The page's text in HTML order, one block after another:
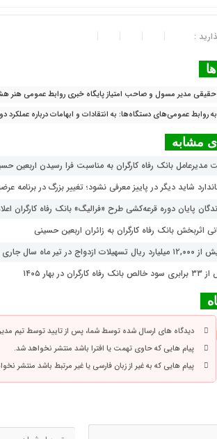
:
حقیقی مدیر مسول و صاحب امتیاز پایگاه خبری روابط عمومی هنر
عمومی‌های دستگاه‌ها: به انتقادات و ابهامات درباره عملکرد
مشابه
مدیرعامل بانک رفاه کارگران به مناسبت فرا رسیدن اربعین
شاید دیگر در پاییز معرفی نشود؛ تغییر بزرگ در برنامه
پایان دوره قرعه‌کشی طرح «فرالیگ» بانک رفاه کارگران
اثربخش بانک رفاه کارگران به زائران اربعین حسینی
جاری توسط بانک رفاه کارگران
در بهار ۱۴۰۵
دیدگاه های ارسال شده توسط شما، پس از تایید توسط تیم
پیام هایی که حاوی تهمت یا افترا باشد منتشر نخواهد شد.
پیام هایی که به غیر از زبان فارسی یا غیر مرتبط باشد منتشر